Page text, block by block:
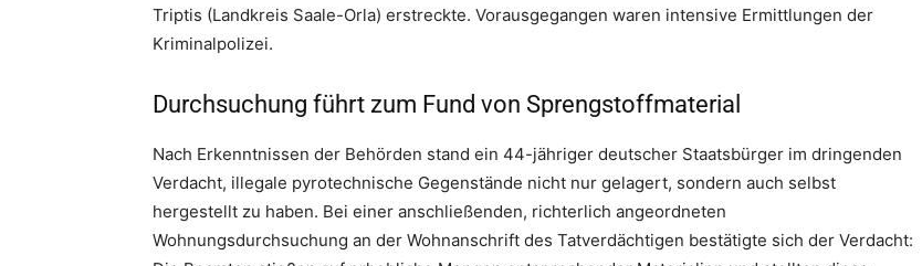
Triptis (Landkreis Saale-Orla) erstreckte. Vorausgegangen waren intensive Ermittlungen der
Kriminalpolizei.
Durchsuchung führt zum Fund von Sprengstoffmaterial
Nach Erkenntnissen der Behörden stand ein 44-jähriger deutscher Staatsbürger im dringenden
Verdacht, illegale pyrotechnische Gegenstände nicht nur gelagert, sondern auch selbst
hergestellt zu haben. Bei einer anschließenden, richterlich angeordneten
Wohnungsdurchsuchung an der Wohnanschrift des Tatverdächtigen bestätigte sich der Verdacht: